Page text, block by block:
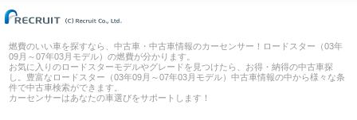
燃費のいい車を探すなら、中古車・中古車情報のカーセンサー！ロードスター（03年
09月～07年03月モデル）の燃費が分かります。
お気に入りのロードスターモデルやグレードを見つけたら、お得・納得の中古車探
し。豊富なロードスター（03年09月～07年03月モデル）中古車情報の中から様々な条
件で中古車検索ができます。
カーセンサーはあなたの車選びをサポートします！